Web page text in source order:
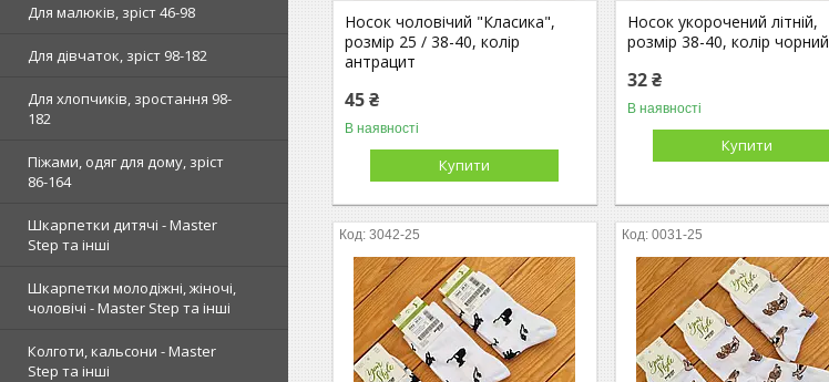
Для малюків, зріст 46-98
Для дівчаток, зріст 98-182
Для хлопчиків, зростання 98-
182
Піжами, одяг для дому, зріст
86-164
Шкарпетки дитячі - Master
Step та інші
Шкарпетки молодіжні, жіночі,
чоловічі - Master Step та інші
Колготи, кальсони - Master
Step та інші
Носок чоловічий "Класика",
розмір 25 / 38-40, колір
антрацит
45 ₴
В наявності
Купити
Носок укорочений літній,
розмір 38-40, колір чорний
32 ₴
В наявності
Купити
3042-25 0031-25